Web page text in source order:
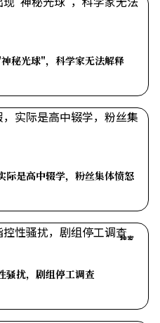
秘光球"，科学家无法解释
际是高中辍学，粉丝集体愤怒
独家
骚扰，剧组停工调查